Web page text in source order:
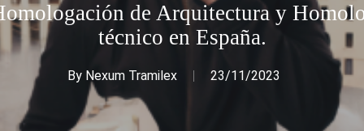
de Arquitectura y
técnico en España.
By Nexum Tramilex 23/11/2023